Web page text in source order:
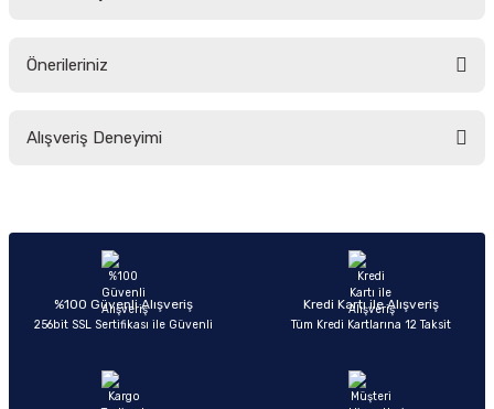
Önerileriniz
yetersiz gördüğünüz noktaları öneri formunu kullanarak tarafımıza
Ürün açıklamasında eksik bilgiler bulunuyor.
Ürün bilgilerinde hatalar bulunuyor.
Ürün fiyatı diğer sitelerden daha pahalı.
Alışveriş Deneyimi
Sitemize ilk yorumu siz yapın!
%100 Güvenli Alışveriş
256bit SSL Sertifikası ile Güvenli
Kredi Kartı ile Alışveriş
Tüm Kredi Kartlarına 12 Taksit